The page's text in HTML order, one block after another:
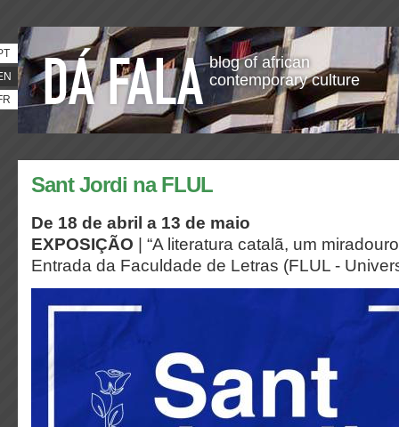
blog of african
contemporary culture
Sant Jordi na FLUL
De 18 de abril a 13 de maio
EXPOSIÇÃO | “A literatura catalã, um
Entrada da Faculdade de Letras (FLUL -